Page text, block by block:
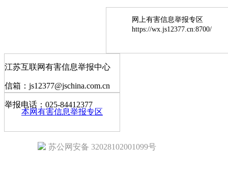
网上有害信息举报专区
https://wx.js12377.cn:8700/
江苏互联网有害信息举报中心
信箱：js12377@jschina.com.cn
举报电话：025-84412377
本网有害信息举报专区
苏公网安备 32028102001099号